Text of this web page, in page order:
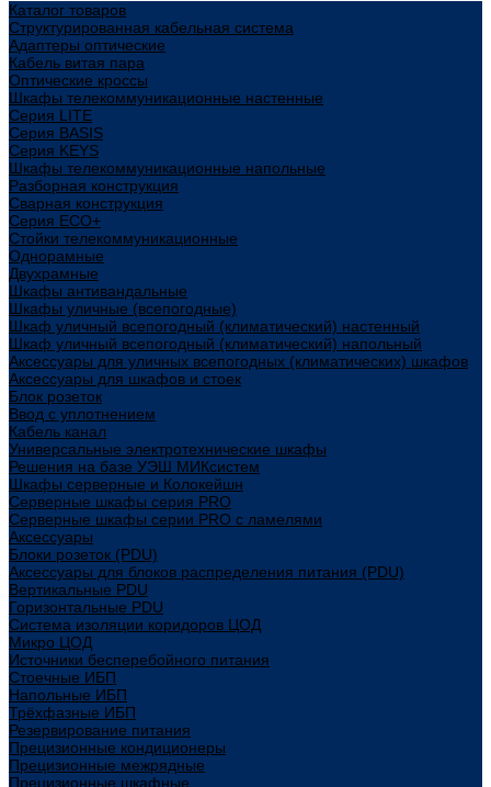
Каталог товаров
Структурированная кабельная система
Адаптеры оптические
Кабель витая пара
Оптические кроссы
Шкафы телекоммуникационные настенные
Cерия LITE
Cерия BASIS
Cерия KEYS
Шкафы телекоммуникационные напольные
Разборная конструкция
Сварная конструкция
Серия ECO+
Стойки телекоммуникационные
Однорамные
Двухрамные
Шкафы антивандальные
Шкафы уличные (всепогодные)
Шкаф уличный всепогодный (климатический) настенный
Шкаф уличный всепогодный (климатический) напольный
Аксессуары для уличных всепогодных (климатических) шкафов
Аксессуары для шкафов и стоек
Блок розеток
Ввод с уплотнением
Кабель канал
Универсальные электротехнические шкафы
Решения на базе УЭШ МИКсистем
Шкафы серверные и Колокейшн
Серверные шкафы серия PRO
Серверные шкафы серии PRO с ламелями
Аксессуары
Блоки розеток (PDU)
Аксессуары для блоков распределения питания (PDU)
Вертикальные PDU
Горизонтальные PDU
Система изоляции коридоров ЦОД
Микро ЦОД
Источники бесперебойного питания
Стоечные ИБП
Напольные ИБП
Трёхфазные ИБП
Резервирование питания
Прецизионные кондиционеры
Прецизионные межрядные
Прецизионные шкафные